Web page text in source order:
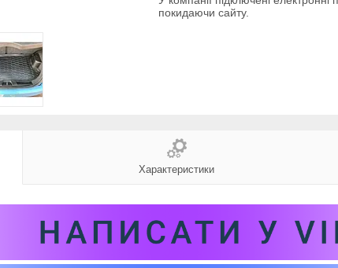
покидаючи сайту.
Характеристики